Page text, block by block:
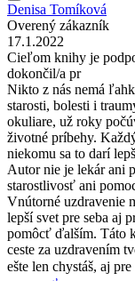
Denisa Tomíková
Overený zákazník
17.1.2022
Cieľom knihy je
dokončil/a pr
Nikto z nás nemá
starosti, bolesti i
okuliare, už roky
životné príbehy.
niekomu sa to darí
Autor nie je lekár ani
starostlivosť ani
Vnútorné uzdravenie
lepší svet pre seba aj
pomôcť ďalším. Táto
ceste za uzdravením
ešte len chystáš, aj